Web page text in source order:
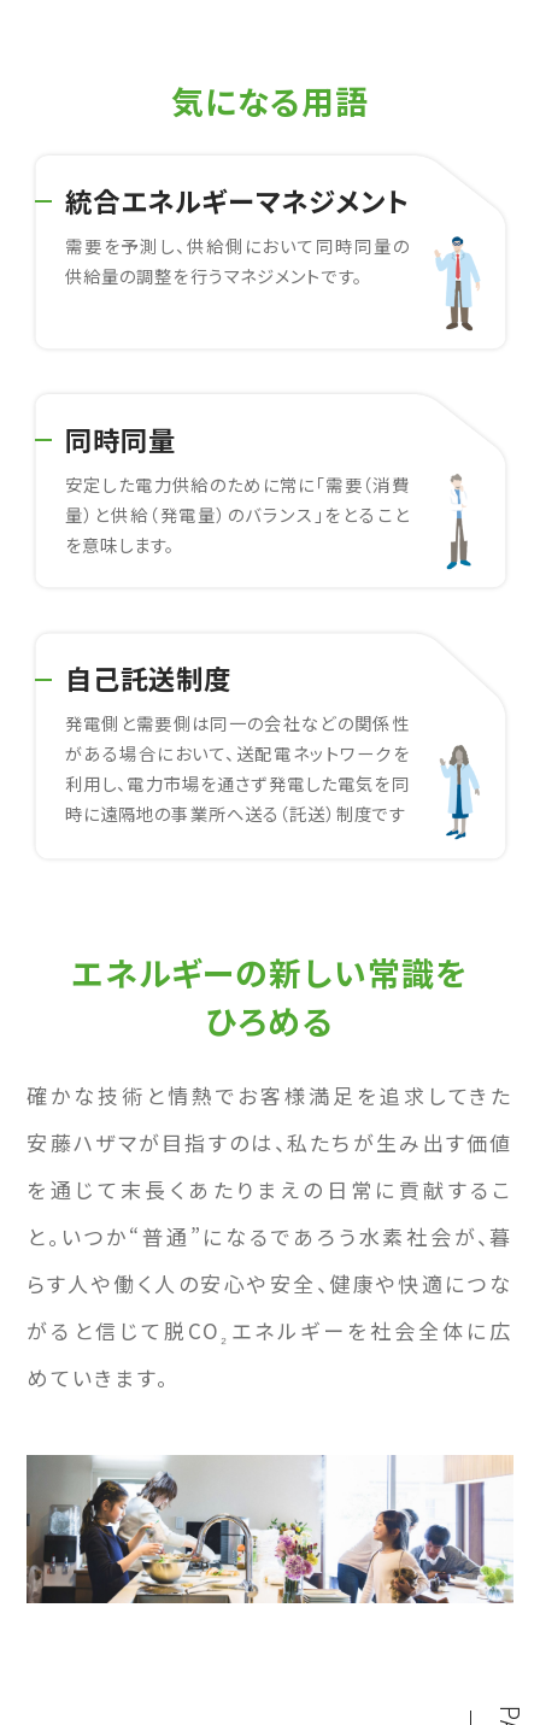
気になる用語
統合エネルギーマネジメント
需要を予測し、供給側において同時同量の
供給量の調整を行うマネジメントです。
同時同量
安定した電力供給のために常に「需要（消費
量）と供給（発電量）のバランス」をとること
を意味します。
自己託送制度
発電側と需要側は同一の会社などの関係性
がある場合において、送配電ネットワークを
利用し、電力市場を通さず発電した電気を同
時に遠隔地の事業所へ送る（託送）制度です
エネルギーの新しい常識を
ひろめる
確かな技術と情熱でお客様満足を追求してきた
安藤ハザマが目指すのは、私たちが生み出す価値
を通じて末長くあたりまえの日常に貢献するこ
と。いつか“普通”になるであろう水素社会が、暮
らす人や働く人の安心や安全、健康や快適につな
がると信じて脱CO ₂ エネルギーを社会全体に広
めていきます。